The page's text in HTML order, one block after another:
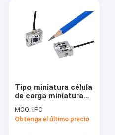
Tipo miniatura célula
de carga miniatura
célula de carga 20kg
200N de s
MOQ:1PC
Obtenga el último precio